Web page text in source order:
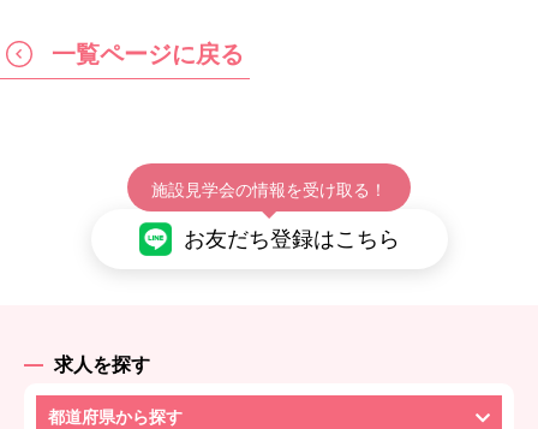
一覧ページに戻る
施設見学会の情報を受け取る！
お友だち登録はこちら
求人を探す
都道府県から探す